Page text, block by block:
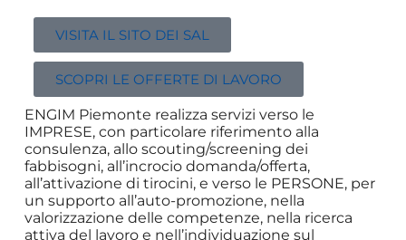
VISITA IL SITO DEI SAL
SCOPRI LE OFFERTE DI LAVORO
ENGIM Piemonte realizza servizi verso le
IMPRESE, con particolare riferimento alla
consulenza, allo scouting/screening dei
fabbisogni, all’incrocio domanda/offerta,
all’attivazione di tirocini, e verso le PERSONE, per
un supporto all’auto-promozione, nella
valorizzazione delle competenze, nella ricerca
attiva del lavoro e nell’individuazione sul